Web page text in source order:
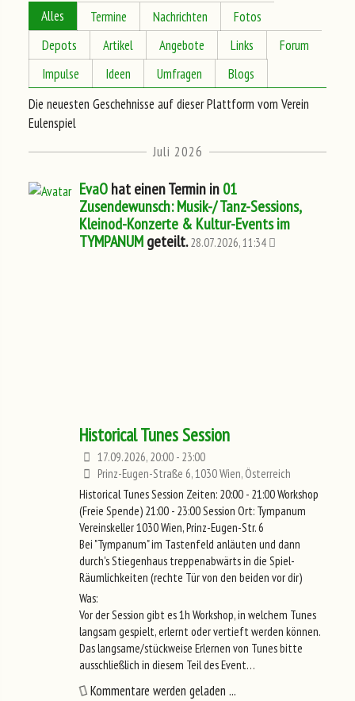
Alles Termine Nachrichten
Fotos
Depots
Artikel Angebote Links
Forum
Impulse
Ideen Umfragen
Blogs
Die neuesten Geschehnisse auf dieser Plattform vom Verein
Eulenspiel
Juli 2026
EvaOhat einen Termin in01
Zusendewunsch: Musik-/ Tanz-Sessions,
Kleinod-Konzerte & Kultur-Events im
TYMPANUMgeteilt.28.07.2026, 11:34
Historical Tunes Session
17.09.2026, 20:00 - 23:00
Prinz-Eugen-Straße 6, 1030 Wien, Österreich
Historical Tunes Session Zeiten: 20:00 - 21:00 Workshop
(Freie Spende) 21:00 - 23:00 Session Ort: Tympanum
Vereinskeller 1030 Wien, Prinz-Eugen-Str. 6
Bei "Tympanum" im Tastenfeld anläuten und dann
durch's Stiegenhaus treppenabwärts in die Spiel-
Räumlichkeiten (rechte Tür von den beiden vor dir)
Was:
Vor der Session gibt es 1h Workshop, in welchem Tunes
langsam gespielt, erlernt oder vertieft werden können.
Das langsame/stückweise Erlernen von Tunes bitte
ausschließlich in diesem Teil des Event…
Kommentare werden geladen ...